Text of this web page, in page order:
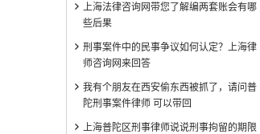
上海法律咨询网带您了解编两套账会有哪
些后果
刑事案件中的民事争议如何认定？上海律
师咨询网来回答
我有个朋友在西安偷东西被抓了，请问普
陀刑事案件律师 可以带回
上海普陀区刑事律师说说刑事拘留的期限